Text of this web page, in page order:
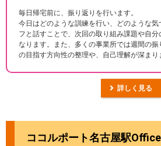
毎日帰宅前に、振り返りを行います。
今日はどのような訓練を行い、どのような
フと話すことで、次回の取り組み課題や自分
なります。また、多くの事業所では週間の
の目指す方向性の整理や、自己理解が深まり
詳しく見る
ココルポート名古屋駅